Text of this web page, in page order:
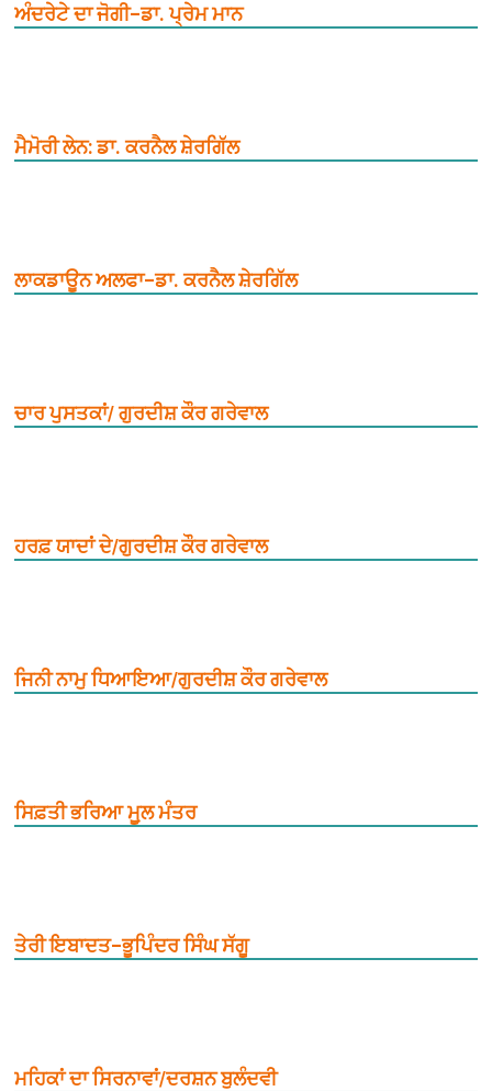
ਅੰਦਰੇਟੇ ਦਾ ਜੋਗੀ–ਡਾ. ਪ੍ਰੇਮ ਮਾਨ
ਮੈਮੋਰੀ ਲੇਨ: ਡਾ. ਕਰਨੈਲ ਸ਼ੇਰਗਿੱਲ
ਲਾਕਡਾਊਨ ਅਲਫਾ–ਡਾ. ਕਰਨੈਲ ਸ਼ੇਰਗਿੱਲ
ਚਾਰ ਪੁਸਤਕਾਂ/ ਗੁਰਦੀਸ਼ ਕੌਰ ਗਰੇਵਾਲ
ਹਰਫ਼ ਯਾਦਾਂ ਦੇ/ਗੁਰਦੀਸ਼ ਕੌਰ ਗਰੇਵਾਲ
ਜਿਨੀ ਨਾਮੁ ਧਿਆਇਆ/ਗੁਰਦੀਸ਼ ਕੌਰ ਗਰੇਵਾਲ
ਸਿਫ਼ਤੀ ਭਰਿਆ ਮੂ਼ਲ ਮੰਤਰ
ਤੇਰੀ ਇਬਾਦਤ–ਭੂਪਿੰਦਰ ਸਿੰਘ ਸੱਗੂ
ਮਹਿਕਾਂ ਦਾ ਸਿਰਨਾਵਾਂ/ਦਰਸ਼ਨ ਬੁਲੰਦਵੀ